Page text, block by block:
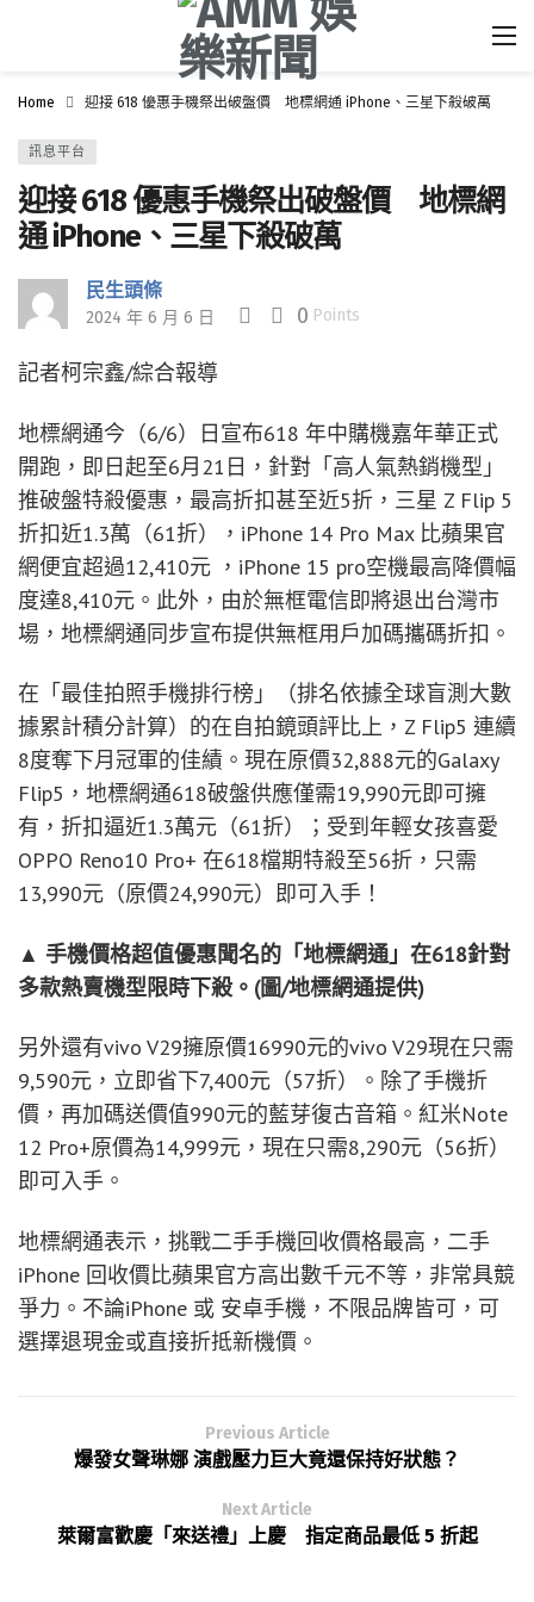
Home 迎接 618 優惠手機祭出破盤價 地標網通 iPhone、三星下殺破萬
訊息平台
迎接 618 優惠手機祭出破盤價 地標網
通 iPhone、三星下殺破萬
民生頭條
2024 年 6 月 6 日 0 Points
記者柯宗鑫/綜合報導
地標網通今（6/6）日宣布618 年中購機嘉年華正式
開跑，即日起至6月21日，針對「高人氣熱銷機型」
推破盤特殺優惠，最高折扣甚至近5折，三星 Z Flip 5
折扣近1.3萬（61折），iPhone 14 Pro Max 比蘋果官
網便宜超過12,410元 ，iPhone 15 pro空機最高降價幅
度達8,410元。此外，由於無框電信即將退出台灣市
場，地標網通同步宣布提供無框用戶加碼攜碼折扣。
在「最佳拍照手機排行榜」（排名依據全球盲測大數
據累計積分計算）的在自拍鏡頭評比上，Z Flip5 連續
8度奪下月冠軍的佳績。現在原價32,888元的Galaxy
Flip5，地標網通618破盤供應僅需19,990元即可擁
有，折扣逼近1.3萬元（61折）；受到年輕女孩喜愛
OPPO Reno10 Pro+ 在618檔期特殺至56折，只需
13,990元（原價24,990元）即可入手！
▲ 手機價格超值優惠聞名的「地標網通」在618針對
多款熱賣機型限時下殺。(圖/地標網通提供)
另外還有vivo V29擁原價16990元的vivo V29現在只需
9,590元，立即省下7,400元（57折）。除了手機折
價，再加碼送價值990元的藍芽復古音箱。紅米Note
12 Pro+原價為14,999元，現在只需8,290元（56折）
即可入手。
地標網通表示，挑戰二手手機回收價格最高，二手
iPhone 回收價比蘋果官方高出數千元不等，非常具競
爭力。不論iPhone 或 安卓手機，不限品牌皆可，可
選擇退現金或直接折抵新機價。
Previous Article
爆發女聲琳娜 演戲壓力巨大竟還保持好狀態？
Next Article
萊爾富歡慶「來送禮」上慶 指定商品最低 5 折起